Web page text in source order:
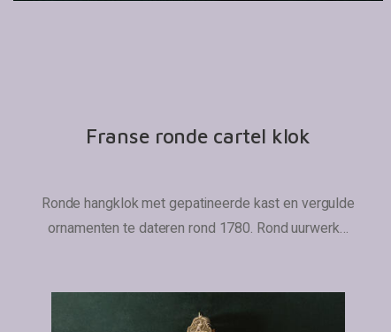
Franse ronde cartel klok
Ronde hangklok met gepatineerde kast en vergulde
ornamenten te dateren rond 1780. Rond uurwerk…